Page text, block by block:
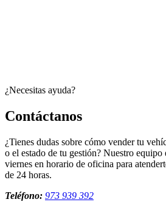
¿Necesitas ayuda?
Contáctanos
¿Tienes dudas sobre cómo vender tu
o el estado de tu gestión? Nuestro equipo
viernes en horario de oficina para
de 24 horas.
Teléfono: 973 939 392